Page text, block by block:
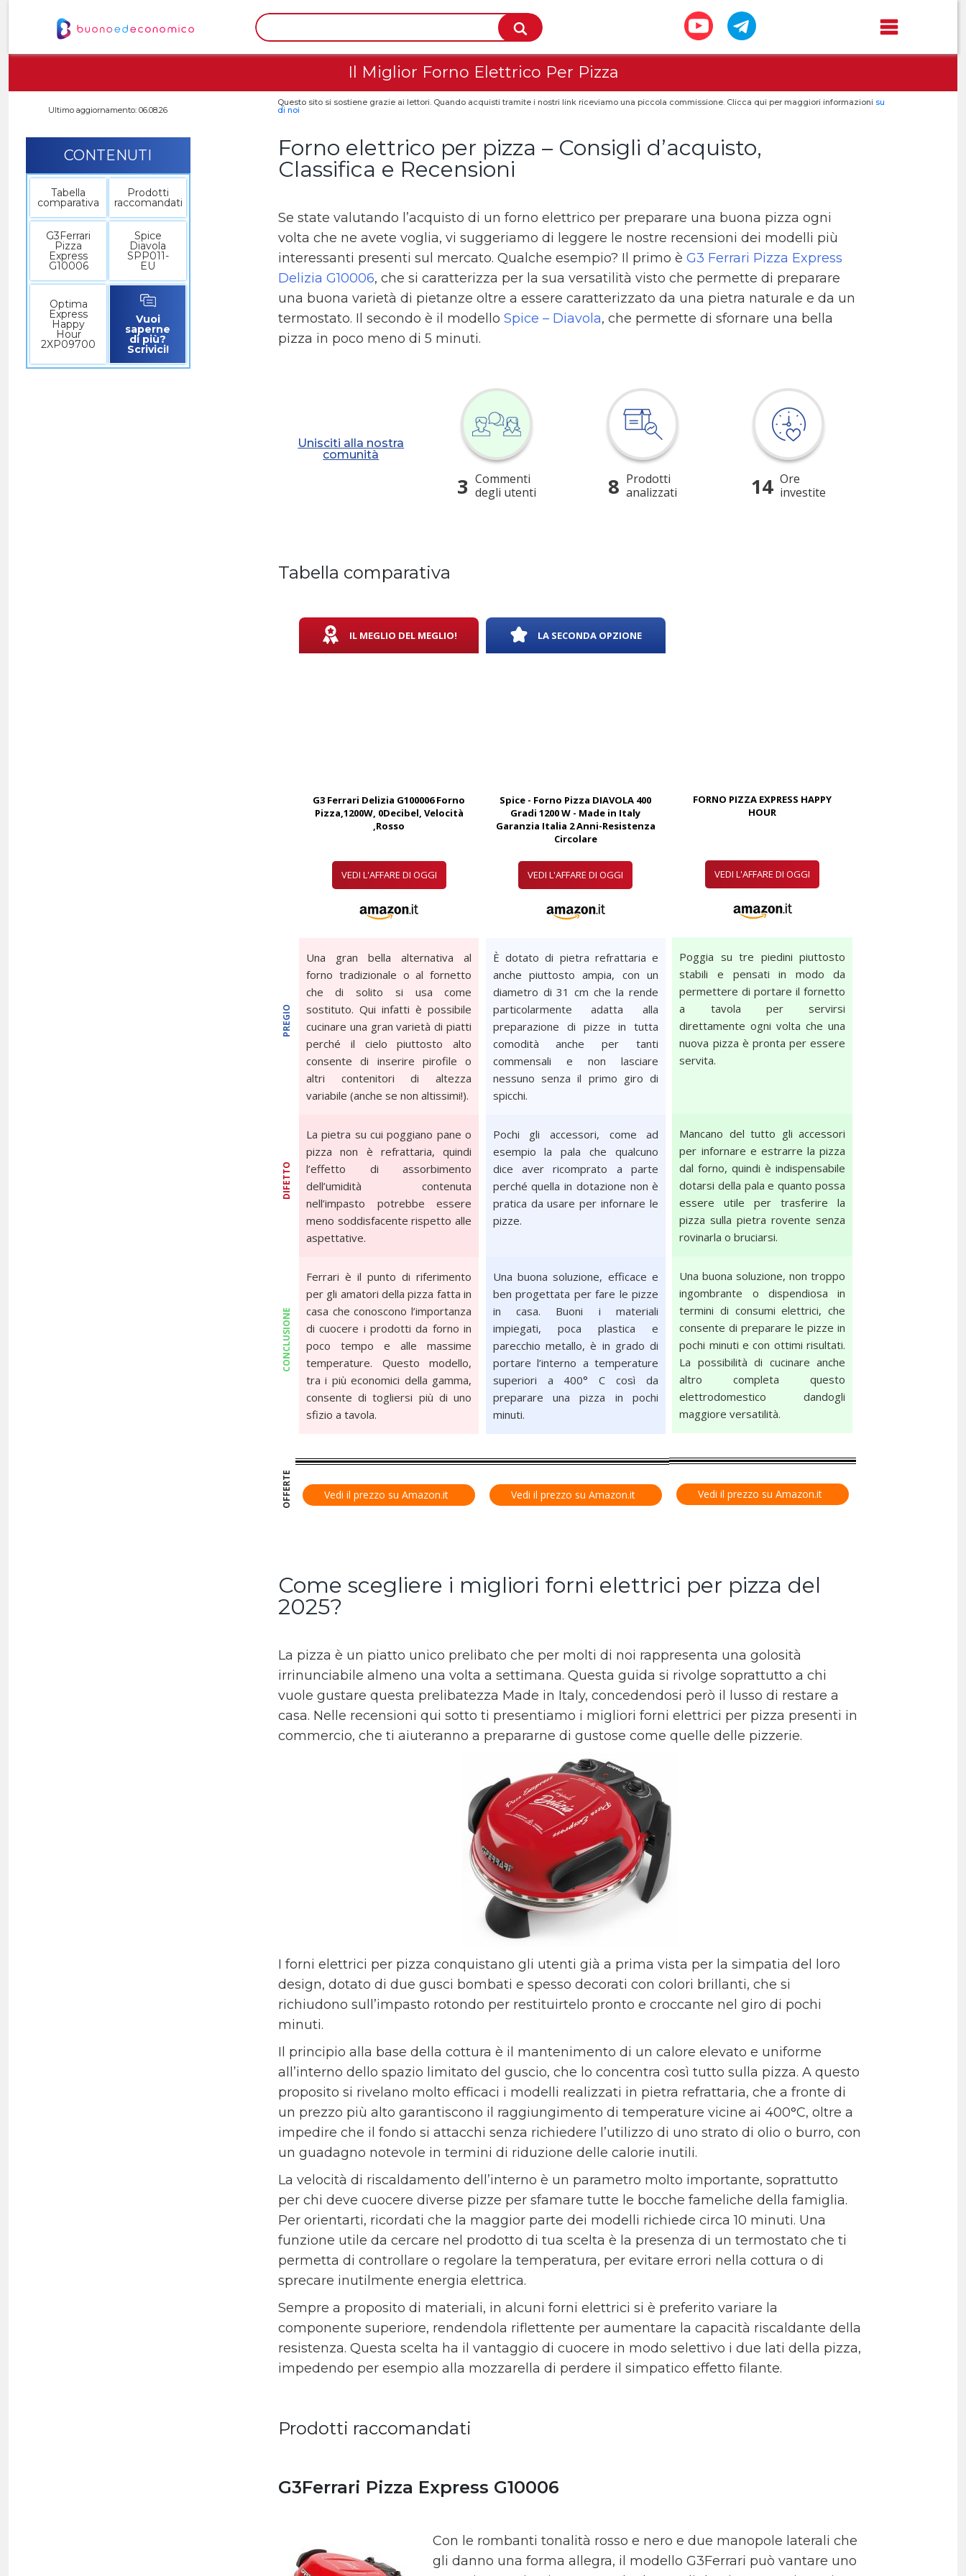
Il Miglior Forno Elettrico Per Pizza
Ultimo aggiornamento: 06.08.26
Questo sito si sostiene grazie ai lettori. Quando acquisti tramite i nostri link riceviamo una piccola commissione. Clicca qui per maggiori informazioni su
di noi
CONTENUTI
Tabella
comparativa
Prodotti
raccomandati
G3Ferrari
Pizza
Express
G10006
Spice
Diavola
SPP011-
EU
Optima
Express
Happy
Hour
2XP09700
Vuoi
saperne
di più?
Scrivici!
Forno elettrico per pizza – Consigli d’acquisto,
Classifica e Recensioni
Se state valutando l’acquisto di un forno elettrico per preparare una buona pizza ogni
volta che ne avete voglia, vi suggeriamo di leggere le nostre recensioni dei modelli più
interessanti presenti sul mercato. Qualche esempio? Il primo è G3 Ferrari Pizza Express
Delizia G10006, che si caratterizza per la sua versatilità visto che permette di preparare
una buona varietà di pietanze oltre a essere caratterizzato da una pietra naturale e da un
termostato. Il secondo è il modello Spice – Diavola, che permette di sfornare una bella
pizza in poco meno di 5 minuti.
Unisciti alla nostra
comunità
3 Commenti
degli utenti
8 Prodotti
analizzati
14 Ore
investite
Tabella comparativa
PREGIO
DIFETTO
CONCLUSIONE
OFFERTE
IL MEGLIO DEL MEGLIO!
G3 Ferrari Delizia G100006 Forno
Pizza,1200W, 0Decibel, Velocità
,Rosso
VEDI L'AFFARE DI OGGI
Una gran bella alternativa al
forno tradizionale o al fornetto
che di solito si usa come
sostituto. Qui infatti è possibile
cucinare una gran varietà di piatti
perché il cielo piuttosto alto
consente di inserire pirofile o
altri contenitori di altezza
variabile (anche se non altissimi!).
La pietra su cui poggiano pane o
pizza non è refrattaria, quindi
l’effetto di assorbimento
dell’umidità contenuta
nell’impasto potrebbe essere
meno soddisfacente rispetto alle
aspettative.
Ferrari è il punto di riferimento
per gli amatori della pizza fatta in
casa che conoscono l’importanza
di cuocere i prodotti da forno in
poco tempo e alle massime
temperature. Questo modello,
tra i più economici della gamma,
consente di togliersi più di uno
sfizio a tavola.
Vedi il prezzo su Amazon.it
LA SECONDA OPZIONE
Spice - Forno Pizza DIAVOLA 400
Gradi 1200 W - Made in Italy
Garanzia Italia 2 Anni-Resistenza
Circolare
VEDI L'AFFARE DI OGGI
È dotato di pietra refrattaria e
anche piuttosto ampia, con un
diametro di 31 cm che la rende
particolarmente adatta alla
preparazione di pizze in tutta
comodità anche per tanti
commensali e non lasciare
nessuno senza il primo giro di
spicchi.
Pochi gli accessori, come ad
esempio la pala che qualcuno
dice aver ricomprato a parte
perché quella in dotazione non è
pratica da usare per infornare le
pizze.
Una buona soluzione, efficace e
ben progettata per fare le pizze
in casa. Buoni i materiali
impiegati, poca plastica e
parecchio metallo, è in grado di
portare l’interno a temperature
superiori a 400° C così da
preparare una pizza in pochi
minuti.
Vedi il prezzo su Amazon.it
FORNO PIZZA EXPRESS HAPPY
HOUR
VEDI L'AFFARE DI OGGI
Poggia su tre piedini piuttosto
stabili e pensati in modo da
permettere di portare il fornetto
a tavola per servirsi
direttamente ogni volta che una
nuova pizza è pronta per essere
servita.
Mancano del tutto gli accessori
per infornare e estrarre la pizza
dal forno, quindi è indispensabile
dotarsi della pala e quanto possa
essere utile per trasferire la
pizza sulla pietra rovente senza
rovinarla o bruciarsi.
Una buona soluzione, non troppo
ingombrante o dispendiosa in
termini di consumi elettrici, che
consente di preparare le pizze in
pochi minuti e con ottimi risultati.
La possibilità di cucinare anche
altro completa questo
elettrodomestico dandogli
maggiore versatilità.
Vedi il prezzo su Amazon.it
Come scegliere i migliori forni elettrici per pizza del
2025?
La pizza è un piatto unico prelibato che per molti di noi rappresenta una golosità
irrinunciabile almeno una volta a settimana. Questa guida si rivolge soprattutto a chi
vuole gustare questa prelibatezza Made in Italy, concedendosi però il lusso di restare a
casa. Nelle recensioni qui sotto ti presentiamo i migliori forni elettrici per pizza presenti in
commercio, che ti aiuteranno a prepararne di gustose come quelle delle pizzerie.
I forni elettrici per pizza conquistano gli utenti già a prima vista per la simpatia del loro
design, dotato di due gusci bombati e spesso decorati con colori brillanti, che si
richiudono sull’impasto rotondo per restituirtelo pronto e croccante nel giro di pochi
minuti.
Il principio alla base della cottura è il mantenimento di un calore elevato e uniforme
all’interno dello spazio limitato del guscio, che lo concentra così tutto sulla pizza. A questo
proposito si rivelano molto efficaci i modelli realizzati in pietra refrattaria, che a fronte di
un prezzo più alto garantiscono il raggiungimento di temperature vicine ai 400°C, oltre a
impedire che il fondo si attacchi senza richiedere l’utilizzo di uno strato di olio o burro, con
un guadagno notevole in termini di riduzione delle calorie inutili.
La velocità di riscaldamento dell’interno è un parametro molto importante, soprattutto
per chi deve cuocere diverse pizze per sfamare tutte le bocche fameliche della famiglia.
Per orientarti, ricordati che la maggior parte dei modelli richiede circa 10 minuti. Una
funzione utile da cercare nel prodotto di tua scelta è la presenza di un termostato che ti
permetta di controllare o regolare la temperatura, per evitare errori nella cottura o di
sprecare inutilmente energia elettrica.
Sempre a proposito di materiali, in alcuni forni elettrici si è preferito variare la
componente superiore, rendendola riflettente per aumentare la capacità riscaldante della
resistenza. Questa scelta ha il vantaggio di cuocere in modo selettivo i due lati della pizza,
impedendo per esempio alla mozzarella di perdere il simpatico effetto filante.
Prodotti raccomandati
G3Ferrari Pizza Express G10006
Con le rombanti tonalità rosso e nero e due manopole laterali che
gli danno una forma allegra, il modello G3Ferrari può vantare uno